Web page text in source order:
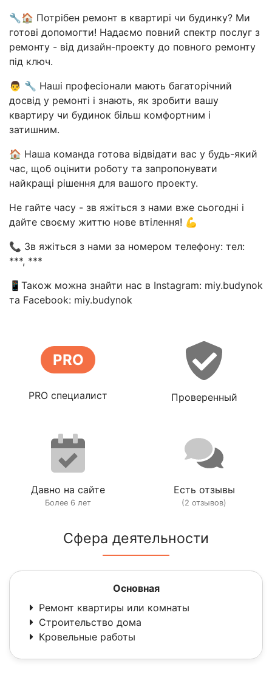
🔧🏠 Потрібен ремонт в квартирі чи будинку? Ми
готові допомогти! Надаємо повний спектр послуг з
ремонту - від дизайн-проекту до повного ремонту
під ключ.
👨 🔧 Наші професіонали мають багаторічний
досвід у ремонті і знають, як зробити вашу
квартиру чи будинок більш комфортним і
затишним.
🏠 Наша команда готова відвідати вас у будь-який
час, щоб оцінити роботу та запропонувати
найкращі рішення для вашого проекту.
Не гайте часу - зв яжіться з нами вже сьогодні і
дайте своєму життю нове втілення! 💪
📞 Зв яжіться з нами за номером телефону: тел:
***, ***
📱Також можна знайти нас в Instagram: miy.budynok
та Facebook: miy.budynok
PRO
PRO специалист Проверенный
Давно на сайте
Более 6 лет
Есть отзывы
(2 отзывов)
Сфера деятельности
Основная
Ремонт квартиры или комнаты
Строительство дома
Кровельные работы